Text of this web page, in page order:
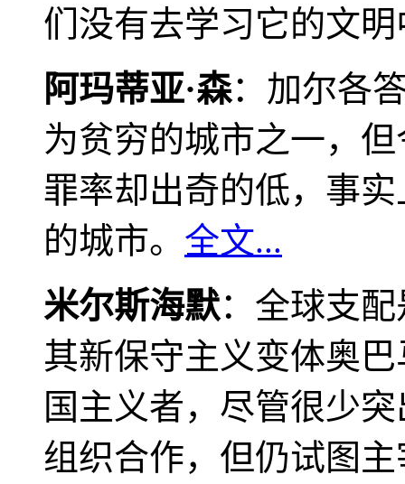
们没有去学习它的文
阿玛蒂亚·森：加尔各
为贫穷的城市之一，
罪率却出奇的低，事
的城市。 全文...
米尔斯海默：全球支
其新保守主义变体奥
国主义者，尽管很少
组织合作，但仍试图